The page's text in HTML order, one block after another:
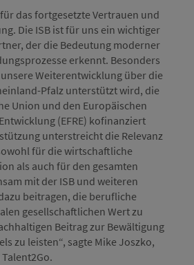
das fortgesetzte Vertrauen und
Die ISB ist für uns ein wichtiger
der die Bedeutung moderner
erkennt. Besonders
Weiterentwicklung über die
Pfalz unterstützt wird, die
Union und den Europäischen
(EFRE) kofinanziert
unterstreicht die Relevanz
für die wirtschaftliche
als auch für den gesamten
mit der ISB und weiteren
beitragen, die berufliche
gesellschaftlichen Wert zu
Beitrag zur Bewältigung
zu leisten“, sagte Mike Joszko,